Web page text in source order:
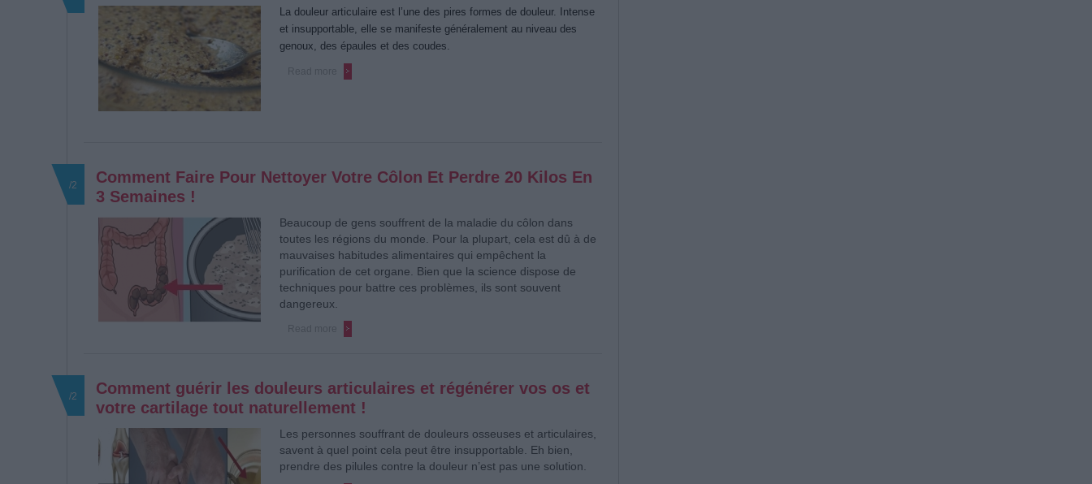
La douleur articulaire est l’une des pires formes de douleur. Intense
et insupportable, elle se manifeste généralement au niveau des
genoux, des épaules et des coudes.
Comment Faire Pour Nettoyer Votre Côlon Et Perdre 20 Kilos En
3 Semaines !
/2
Beaucoup de gens souffrent de la maladie du côlon dans
toutes les régions du monde. Pour la plupart, cela est dû à de
mauvaises habitudes alimentaires qui empêchent la
purification de cet organe. Bien que la science dispose de
techniques pour battre ces problèmes, ils sont souvent
dangereux.
Comment guérir les douleurs articulaires et régénérer vos os et
votre cartilage tout naturellement !
/2
Les personnes souffrant de douleurs osseuses et articulaires,
savent à quel point cela peut être insupportable. Eh bien,
prendre des pilules contre la douleur n’est pas une solution.